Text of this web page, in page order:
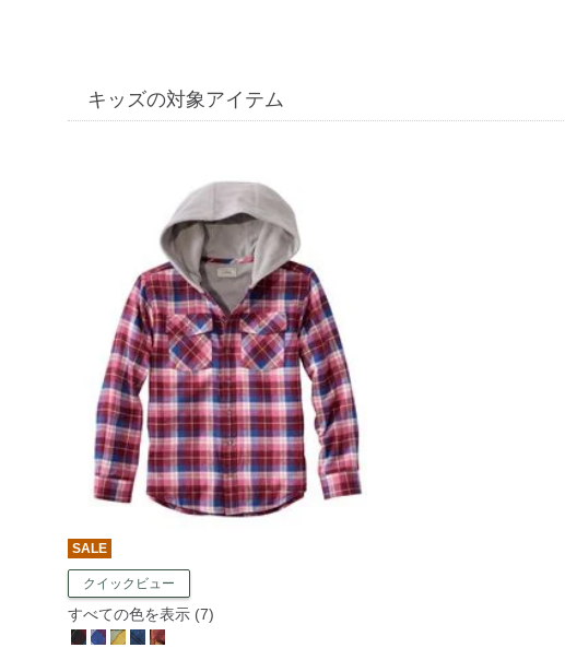
キッズの対象アイテム
SALE
クイックビュー
すべての色を表示 (7)